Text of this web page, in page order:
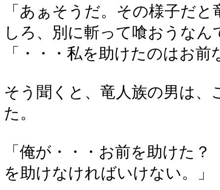
「あぁそうだ。その様子だ
しろ、別に斬って喰おうな
「・・・私を助けたのはお前
そう聞くと、竜人族の男は
た。
「俺が・・・お前を助けた
を助けなければいけない。」